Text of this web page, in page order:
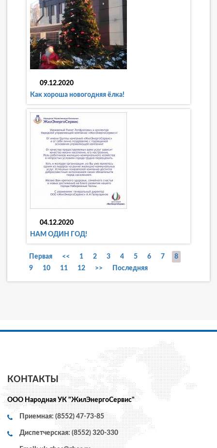
09.12.2020
Как хороша новогодняя ёлка!
04.12.2020
НАМ ОДИН ГОД!
Первая << 1 2 3 4 5 6 7
8
9
10 11 12 >> Последняя
КОНТАКТЫ
ООО Народная УК "ЖилЭнергоСервис"
Приемная: (8552) 47-73-85
Диспетчерская: (8552) 320-330